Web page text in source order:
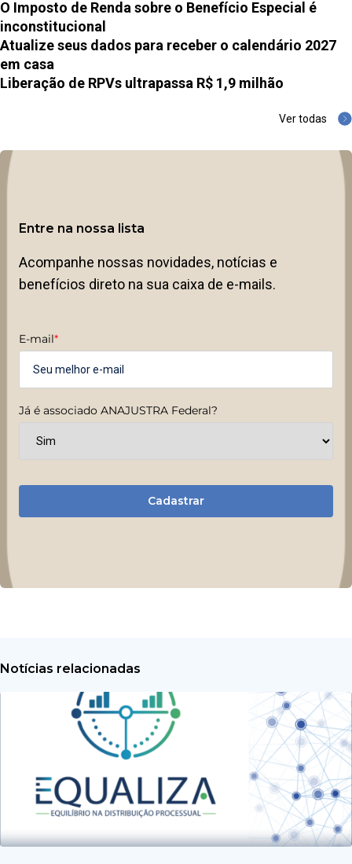
O Imposto de Renda sobre o Benefício Especial é
inconstitucional
Atualize seus dados para receber o calendário 2027
em casa
Liberação de RPVs ultrapassa R$ 1,9 milhão
Ver todas
Entre na nossa lista
Acompanhe nossas novidades, notícias e
benefícios direto na sua caixa de e-mails.
E-mail*
Já é associado ANAJUSTRA Federal?
Cadastrar
Notícias relacionadas